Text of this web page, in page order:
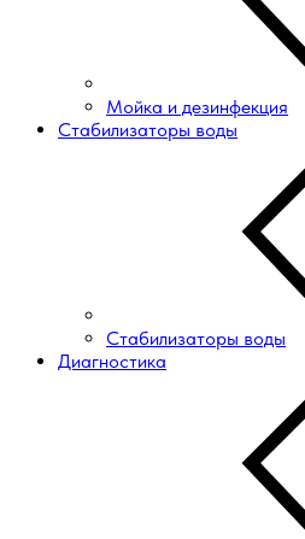
Мойка и дезинфекция
Стабилизаторы воды
Стабилизаторы воды
Диагностика